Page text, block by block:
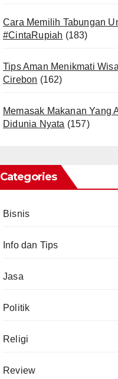
Cara Memilih Tabungan
#CintaRupiah (183)
Tips Aman Menikmati
Cirebon (162)
Memasak Makanan Yang
Didunia Nyata (157)
Categories
Bisnis
Info dan Tips
Jasa
Politik
Religi
Review